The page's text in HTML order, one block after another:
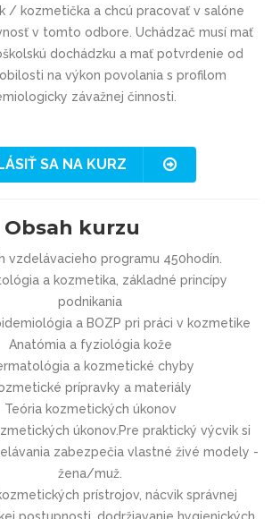
/ kozmetička a chcú pracovať v salóne
v tomto odbore. Uchádzač musí mať
dochádzku a mať potvrdenie od
na výkon povolania s profilom
závažnej činnosti.
SA NA KURZ
Obsah kurzu
vzdelávacieho programu 450hodín.
a kozmetika, základné princípy
podnikania
a BOZP pri práci v kozmetike
Anatómia a fyziológia kože
a kozmetické chyby
prípravky a materiály
Teória kozmetických úkonov
úkonov.Pre praktický výcvik si
zabezpečia vlastné živé modely -
žena/muž.
prístrojov, nácvik správnej
postupnosti, dodržiavanie hygienických